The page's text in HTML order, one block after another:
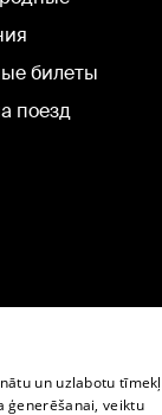
билеты
поезд
un uzlabotu
ģenerēšanai, veiktu